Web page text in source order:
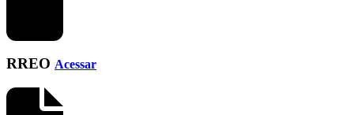
RREO Acessar